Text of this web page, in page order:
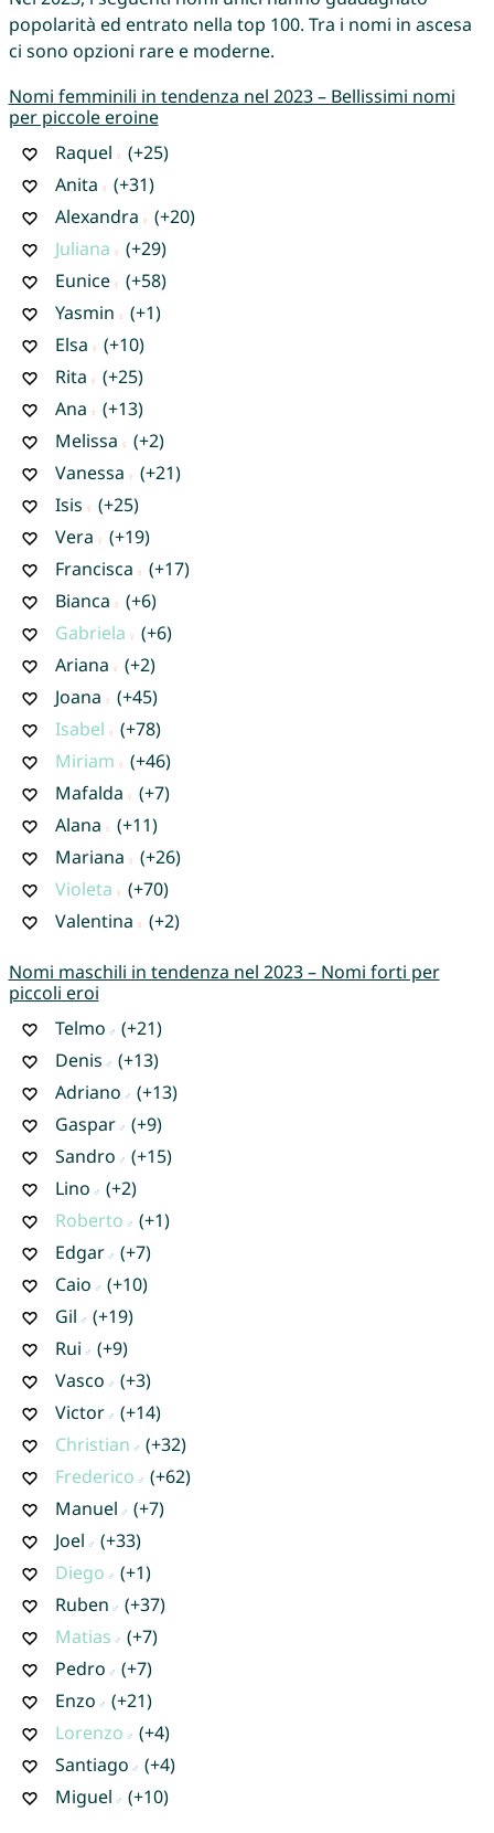
popolarità ed entrato nella top 100. Tra i nomi in ascesa
ci sono opzioni rare e moderne.
Nomi femminili in tendenza nel 2023 – Bellissimi nomi
per piccole eroine
Raquel
(+25)
Anita
(+31)
Alexandra
(+20)
Juliana
(+29)
Eunice
(+58)
Yasmin
(+1)
Elsa
(+10)
Rita
(+25)
Ana
(+13)
Melissa
(+2)
Vanessa
(+21)
Isis
(+25)
Vera
(+19)
Francisca
(+17)
Bianca
(+6)
Gabriela
(+6)
Ariana
(+2)
Joana
(+45)
Isabel
(+78)
Miriam
(+46)
Mafalda
(+7)
Alana
(+11)
Mariana
(+26)
Violeta
(+70)
Valentina
(+2)
Nomi maschili in tendenza nel 2023 – Nomi forti per
piccoli eroi
Telmo
(+21)
Denis
(+13)
Adriano
(+13)
Gaspar
(+9)
Sandro
(+15)
Lino
(+2)
Roberto
(+1)
Edgar
(+7)
Caio
(+10)
Gil
(+19)
Rui
(+9)
Vasco
(+3)
Victor
(+14)
Christian
(+32)
Frederico
(+62)
Manuel
(+7)
Joel
(+33)
Diego
(+1)
Ruben
(+37)
Matias
(+7)
Pedro
(+7)
Enzo
(+21)
Lorenzo
(+4)
Santiago
(+4)
Miguel
(+10)